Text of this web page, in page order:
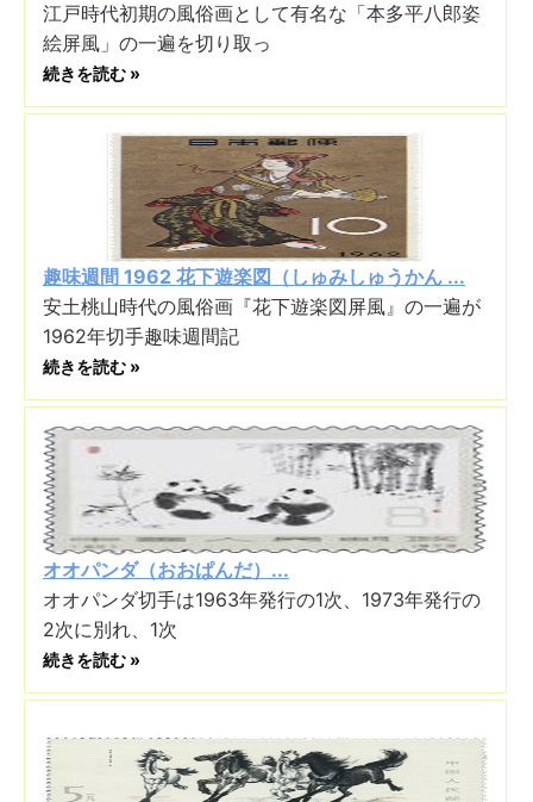
江戸時代初期の風俗画として有名な「本多平八郎姿
絵屏風」の一遍を切り取っ
続きを読む »
趣味週間 1962 花下遊楽図（しゅみしゅうかん ...
安土桃山時代の風俗画『花下遊楽図屏風』の一遍が
1962年切手趣味週間記
続きを読む »
オオパンダ（おおぱんだ）...
オオパンダ切手は1963年発行の1次、1973年発行の
2次に別れ、1次
続きを読む »